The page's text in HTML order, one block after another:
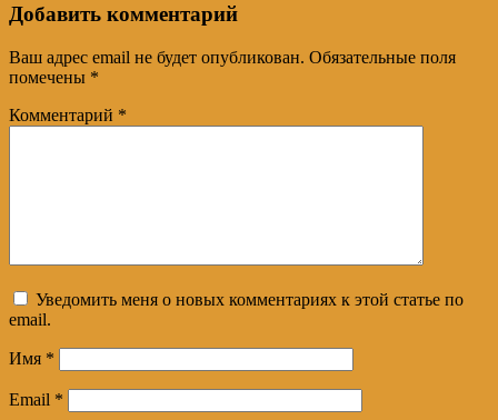
Добавить комментарий
Ваш адрес email не будет опубликован. Обязательные поля
помечены *
Комментарий *
Уведомить меня о новых комментариях к этой статье по
email.
Имя *
Email *